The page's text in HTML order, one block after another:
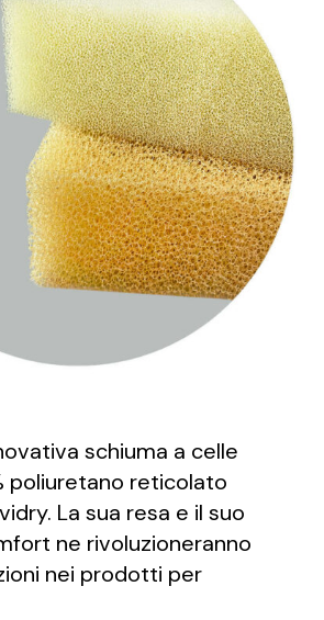
schiuma a celle
poliuretano reticolato
La sua resa e il suo
ne rivoluzioneranno
nei prodotti per